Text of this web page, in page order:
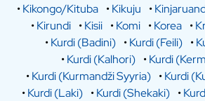
•Kikongo/Kituba •Kikuju •
•Kirundi •Kisii •Komi •Korea •
•Kurdi (Badini) •Kurdi (Feili) •
•Kurdi (Kalhori) •Kurdi
•Kurdi (Kurmandži Syyria) •Kurdi
•Kurdi (Laki) •Kurdi (Shekaki) •